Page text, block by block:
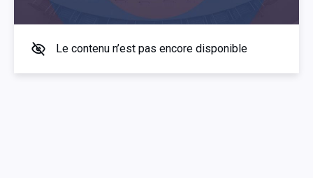
Le contenu n’est pas encore disponible